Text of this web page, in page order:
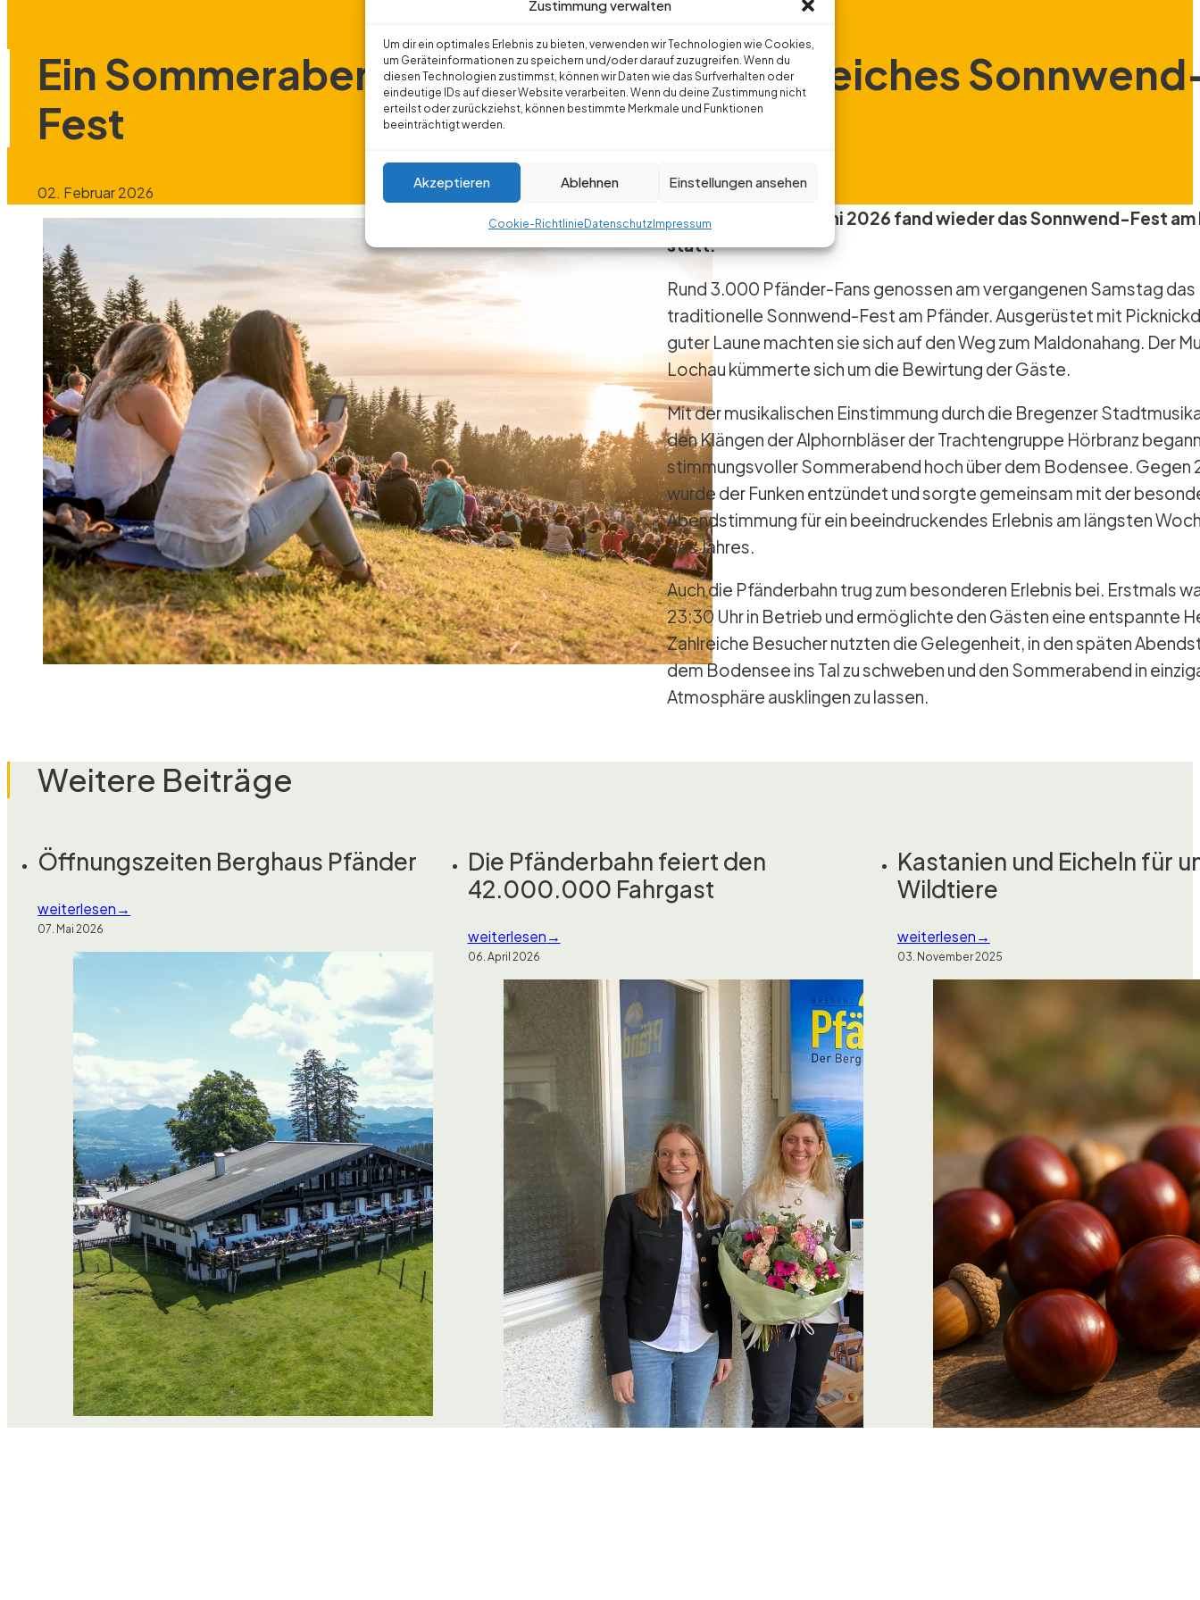
Zustimmung verwalten
Um dir ein optimales Erlebnis zu bieten, verwenden wir Technologien wie Cookies,
um Geräteinformationen zu speichern und/oder darauf zuzugreifen. Wenn du
diesen Technologien zustimmst, können wir Daten wie das Surfverhalten oder
eindeutige IDs auf dieser Website verarbeiten. Wenn du deine Zustimmung nicht
erteilst oder zurückziehst, können bestimmte Merkmale und Funktionen
beeinträchtigt werden.
Akzeptieren Ablehnen Einstellungen ansehen
Cookie-RichtlinieDatenschutzImpressum
Ein Sommerabend am Pfänder – erfolgreiches
Fest
02. Februar 2026
Am Samstag, 20. Juni 2026 fand wieder das Sonnwend-Fest am Pfänder
statt.
Rund 3.000 Pfänder-Fans genossen am vergangenen Samstag das
traditionelle Sonnwend-Fest am Pfänder. Ausgerüstet mit
guter Laune machten sie sich auf den Weg zum Maldonahang. Der
Lochau kümmerte sich um die Bewirtung der Gäste.
Mit der musikalischen Einstimmung durch die Bregenzer
den Klängen der Alphornbläser der Trachtengruppe Hörbranz
stimmungsvoller Sommerabend hoch über dem Bodensee. Gegen
wurde der Funken entzündet und sorgte gemeinsam mit der
Abendstimmung für ein beeindruckendes Erlebnis am längsten
des Jahres.
Auch die Pfänderbahn trug zum besonderen Erlebnis bei. Erstmals
23:30 Uhr in Betrieb und ermöglichte den Gästen eine entspannte
Zahlreiche Besucher nutzten die Gelegenheit, in den späten
dem Bodensee ins Tal zu schweben und den Sommerabend in
Atmosphäre ausklingen zu lassen.
Weitere Beiträge
Öffnungszeiten Berghaus Pfänder
weiterlesen
07. Mai 2026
Die Pfänderbahn feiert den
42.000.000 Fahrgast
weiterlesen
06. April 2026
Kastanien und Eicheln für
Wildtiere
weiterlesen
03. November 2025